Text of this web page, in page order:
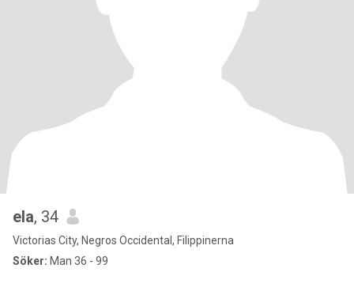
ela, 34
Victorias City, Negros Occidental, Filippinerna
Söker: Man 36 - 99